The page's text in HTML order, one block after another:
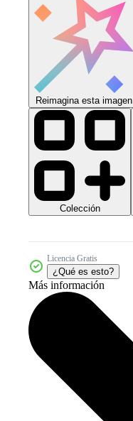
Reimagina esta imagen
Colección
Licencia Gratis
¿Qué es esto?
Más información